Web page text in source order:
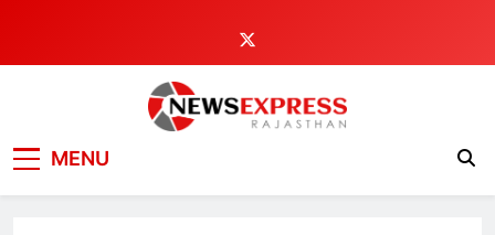
content
MENU